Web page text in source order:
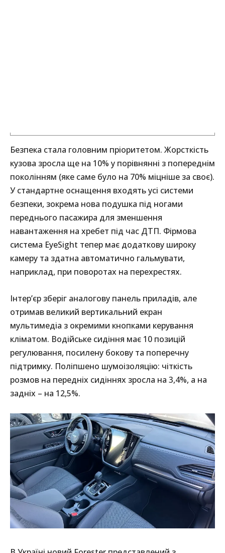
Безпека стала головним пріоритетом. Жорсткість
кузова зросла ще на 10% у порівнянні з попереднім
поколінням (яке саме було на 70% міцніше за своє).
У стандартне оснащення входять усі системи
безпеки, зокрема нова подушка під ногами
переднього пасажира для зменшення
навантаження на хребет під час ДТП. Фірмова
система EyeSight тепер має додаткову широку
камеру та здатна автоматично гальмувати,
наприклад, при поворотах на перехрестях.
Інтер’єр зберіг аналогову панель приладів, але
отримав великий вертикальний екран
мультимедіа з окремими кнопками керування
кліматом. Водійське сидіння має 10 позицій
регулювання, посилену бокову та поперечну
підтримку. Поліпшено шумоізоляцію: чіткість
розмов на передніх сидіннях зросла на 3,4%, а на
задніх – на 12,5%.